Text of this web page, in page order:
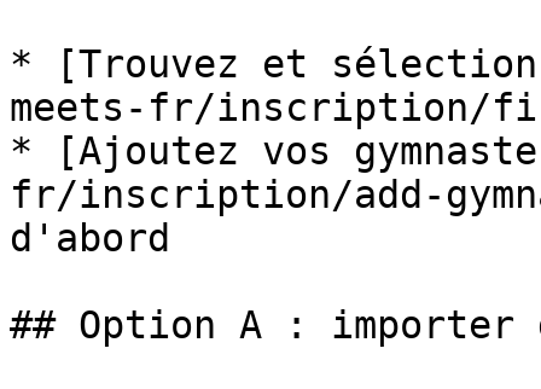
* [Trouvez et
meets-fr/inscription/
* [Ajoutez vos
fr/inscription/add-
d'abord
## Option A : importer